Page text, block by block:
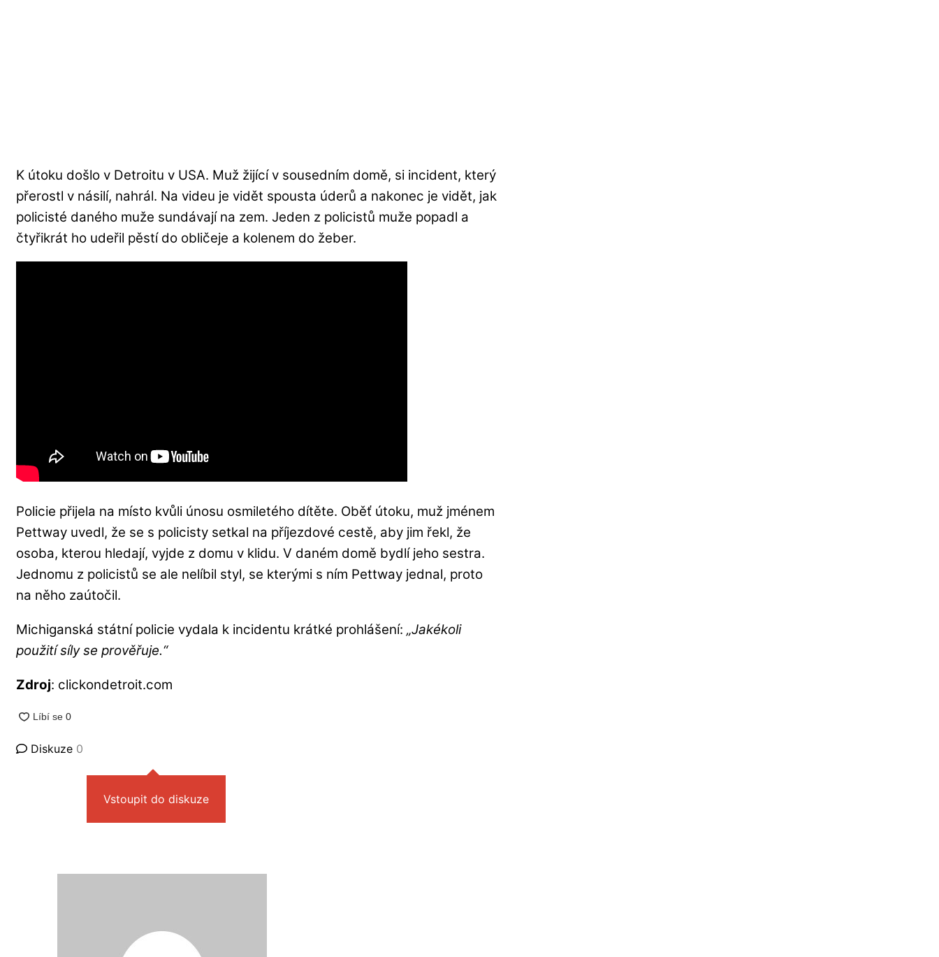
K útoku došlo v Detroitu v USA. Muž žijící v sousedním domě, si incident, který
přerostl v násilí, nahrál. Na videu je vidět spousta úderů a nakonec je vidět, jak
policisté daného muže sundávají na zem. Jeden z policistů muže popadl a
čtyřikrát ho udeřil pěstí do obličeje a kolenem do žeber.
Policie přijela na místo kvůli únosu osmiletého dítěte. Oběť útoku, muž jménem
Pettway uvedl, že se s policisty setkal na příjezdové cestě, aby jim řekl, že
osoba, kterou hledají, vyjde z domu v klidu. V daném domě bydlí jeho sestra.
Jednomu z policistů se ale nelíbil styl, se kterými s ním Pettway jednal, proto
na něho zaútočil.
Michiganská státní policie vydala k incidentu krátké prohlášení: „Jakékoli
použití síly se prověřuje.“
Zdroj: clickondetroit.com
Diskuze 0
Vstoupit do diskuze